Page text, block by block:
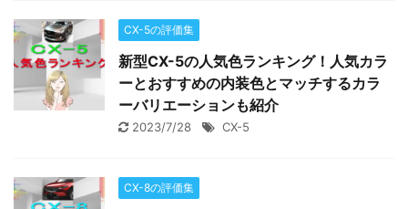
CX-5の評価集
新型CX-5の人気色ランキング！人気カラ
ーとおすすめの内装色とマッチするカラ
ーバリエーションも紹介
2023/7/28 CX-5
CX-8の評価集